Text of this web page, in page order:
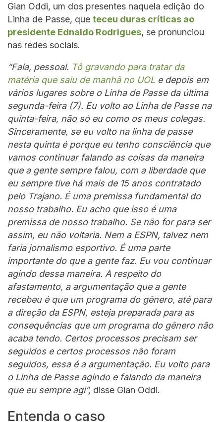
Gian Oddi, um dos presentes naquela edição do
Linha de Passe, que teceu duras críticas ao
presidente Ednaldo Rodrigues, se pronunciou
nas redes sociais.
“Fala, pessoal. Tô gravando para tratar da
matéria que saiu de manhã no UOL e depois em
vários lugares sobre o Linha de Passe da última
segunda-feira (7). Eu volto ao Linha de Passe na
quinta-feira, não só eu como os meus colegas.
Sinceramente, se eu volto na linha de passe
nesta quinta é porque eu tenho consciência que
vamos continuar falando as coisas da maneira
que a gente sempre falou, com a liberdade que
eu sempre tive há mais de 15 anos contratado
pelo Trajano. É uma premissa fundamental do
nosso trabalho. Eu acho que isso é uma
premissa de nosso trabalho. Se não for para ser
assim, eu não voltaria. Nem a ESPN, talvez nem
faria jornalismo esportivo. É uma parte
importante do que a gente faz. Eu vou continuar
agindo dessa maneira. A respeito do
afastamento, a argumentação que a gente
recebeu é que um programa do gênero, até para
a direção da ESPN, esteja preparada para as
consequências que um programa do gênero não
acaba tendo. Certos processos precisam ser
seguidos e certos processos não foram
seguidos, essa é a argumentação. Eu volto para
o Linha de Passe agindo e falando da maneira
que eu sempre agi”, disse Gian Oddi.
Entenda o caso